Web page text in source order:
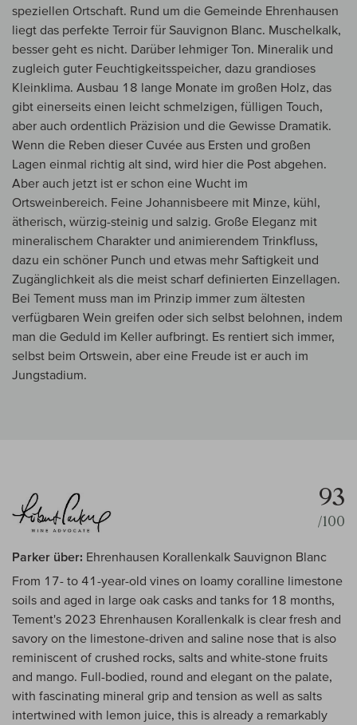
speziellen Ortschaft. Rund um die Gemeinde Ehrenhausen
liegt das perfekte Terroir für Sauvignon Blanc. Muschelkalk,
besser geht es nicht. Darüber lehmiger Ton. Mineralik und
zugleich guter Feuchtigkeitsspeicher, dazu grandioses
Kleinklima. Ausbau 18 lange Monate im großen Holz, das
gibt einerseits einen leicht schmelzigen, fülligen Touch,
aber auch ordentlich Präzision und die Gewisse Dramatik.
Wenn die Reben dieser Cuvée aus Ersten und großen
Lagen einmal richtig alt sind, wird hier die Post abgehen.
Aber auch jetzt ist er schon eine Wucht im
Ortsweinbereich. Feine Johannisbeere mit Minze, kühl,
ätherisch, würzig-steinig und salzig. Große Eleganz mit
mineralischem Charakter und animierendem Trinkfluss,
dazu ein schöner Punch und etwas mehr Saftigkeit und
Zugänglichkeit als die meist scharf definierten Einzellagen.
Bei Tement muss man im Prinzip immer zum ältesten
verfügbaren Wein greifen oder sich selbst belohnen, indem
man die Geduld im Keller aufbringt. Es rentiert sich immer,
selbst beim Ortswein, aber eine Freude ist er auch im
Jungstadium.
93
/100
Parker über: Ehrenhausen Korallenkalk Sauvignon Blanc
From 17- to 41-year-old vines on loamy coralline limestone
soils and aged in large oak casks and tanks for 18 months,
Tement's 2023 Ehrenhausen Korallenkalk is clear fresh and
savory on the limestone-driven and saline nose that is also
reminiscent of crushed rocks, salts and white-stone fruits
and mango. Full-bodied, round and elegant on the palate,
with fascinating mineral grip and tension as well as salts
intertwined with lemon juice, this is already a remarkably